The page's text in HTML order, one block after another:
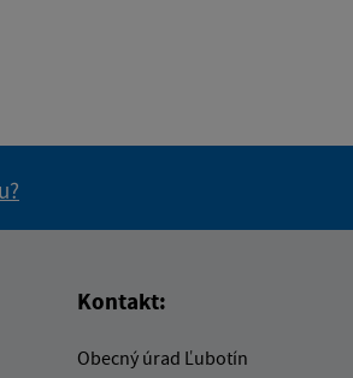
Kontakt:
Obecný úrad Ľubotín